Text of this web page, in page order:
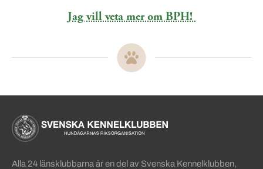
Jag vill veta mer om BPH!
Sidinformation och
Köpa hund startsida
Alla 24 länsklubbarna är en del av Svenska Kennelklubben,